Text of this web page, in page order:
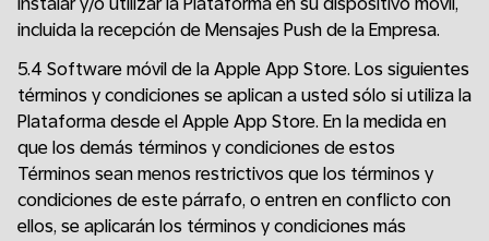
incluida la recepción de Mensajes Push de la Empresa.
5.4 Software móvil de la Apple App Store. Los siguientes
términos y condiciones se aplican a usted sólo si utiliza la
Plataforma desde el Apple App Store. En la medida en
que los demás términos y condiciones de estos
Términos sean menos restrictivos que los términos y
condiciones de este párrafo, o entren en conflicto con
ellos, se aplicarán los términos y condiciones más